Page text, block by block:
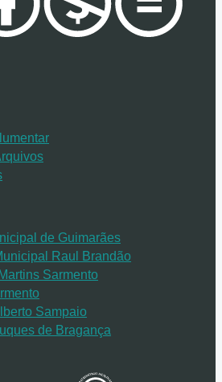
de Guimarães
Raul Brandão
Sarmento
Sampaio
de Bragança